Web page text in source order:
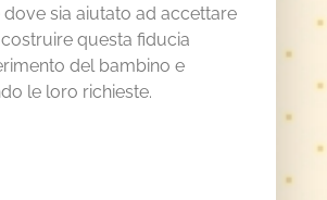
sia aiutato ad accettare
questa fiducia
del bambino e
le loro richieste.